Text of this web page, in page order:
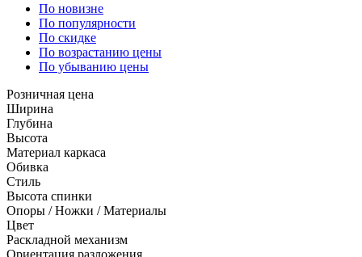
По новизне
По популярности
По скидке
По возрастанию цены
По убыванию цены
Розничная цена
Ширина
Глубина
Высота
Материал каркаса
Обивка
Стиль
Высота спинки
Опоры / Ножки / Материалы
Цвет
Раскладной механизм
Ориентация разложения